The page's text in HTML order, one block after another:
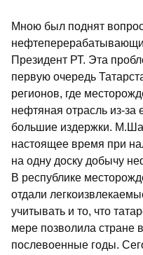
Мною был поднят
Президент РТ. Эта
первую очередь
регионов, где
нефтяная отрасль из-за
большие издержки.
настоящее время при
на одну доску добычу
В республике
отдали
учитывать и то, что
мере позволила стране
послевоенные годы.